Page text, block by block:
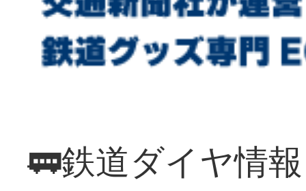
🚃鉄道ダイヤ情